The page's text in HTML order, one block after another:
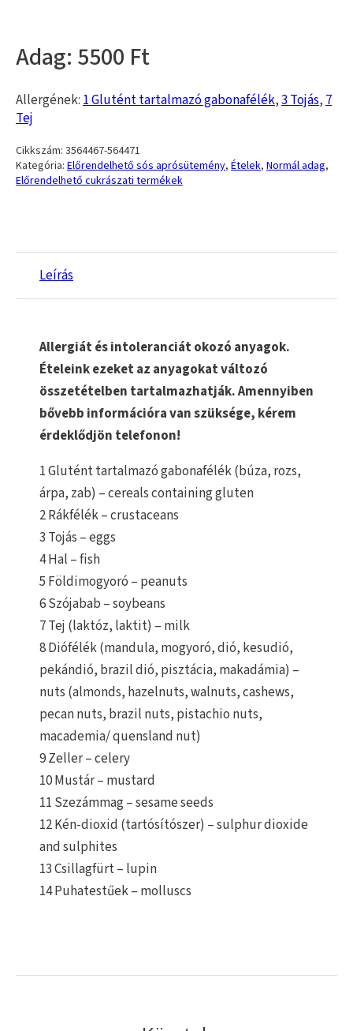
5500
Allergének:1 Glutént tartalmazó gabonafélék,3 Tojás,7
Tej
Cikkszám: 3564467-564471
Kategória: Előrendelhető sós aprósütemény, Ételek, Normál adag,
Előrendelhető cukrászati termékek
Leírás
Allergiát és intoleranciát okozó anyagok.
Ételeink ezeket az anyagokat változó
összetételben tartalmazhatják. Amennyiben
bővebb információra van szüksége, kérem
érdeklődjön telefonon!
1 Glutént tartalmazó gabonafélék (búza, rozs,
árpa, zab) – cereals containing gluten
2 Rákfélék – crustaceans
3 Tojás – eggs
4 Hal – fish
5 Földimogyoró – peanuts
6 Szójabab – soybeans
7 Tej (laktóz, laktit) – milk
8 Diófélék (mandula, mogyoró, dió, kesudió,
pekándió, brazil dió, pisztácia, makadámia) –
nuts (almonds, hazelnuts, walnuts, cashews,
pecan nuts, brazil nuts, pistachio nuts,
macademia/ quensland nut)
9 Zeller – celery
10 Mustár – mustard
11 Szezámmag – sesame seeds
12 Kén-dioxid (tartósítószer) – sulphur dioxide
and sulphites
13 Csillagfürt – lupin
14 Puhatestűek – molluscs